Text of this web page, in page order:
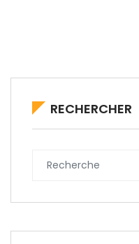
RECHERCHER